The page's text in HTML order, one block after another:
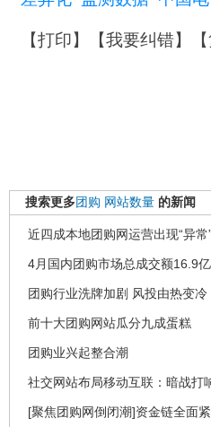
【打印】【我要纠错】【
搜索更多团购 网站数量 的新闻
近四成本地团购网运营出现“异常
4月国内团购市场总成交额16.9
团购行业洗牌加剧 风投由热变冷
前十大团购网站瓜分九成蛋糕
团购业兴起整合潮
社交网站布局移动互联：暗战打
[聚焦团购网倒闭潮]资金链全面